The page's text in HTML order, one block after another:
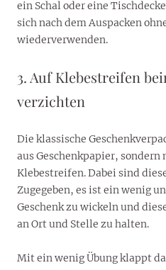
ein Schal oder eine
sich nach dem Auspacken
wiederverwenden.
3. Auf Klebestreifen
verzichten
Die klassische
aus Geschenkpapier,
Klebestreifen. Dabei sind
Zugegeben, es ist ein wenig
Geschenk zu wickeln und
an Ort und Stelle zu halten.
Mit ein wenig Übung klappt